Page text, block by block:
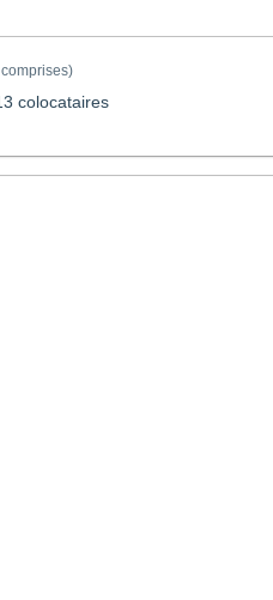
)
colocataires